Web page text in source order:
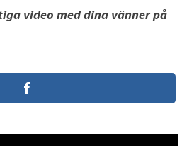
video med dina vänner på